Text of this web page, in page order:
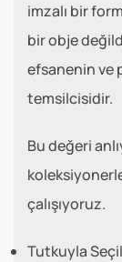
imzalı bir
bir obje
efsanenin ve
temsilcisidir.
Bu değeri
çalışıyoruz.
Tutkuyla